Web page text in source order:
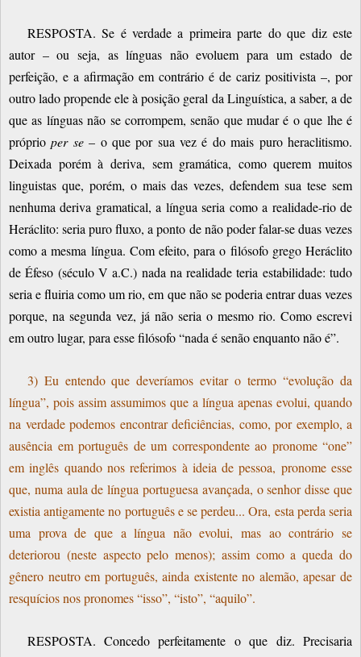
RESPOSTA. Se é verdade a primeira parte do que diz este
autor – ou seja, as línguas não evoluem para um estado de
perfeição, e a afirmação em contrário é de cariz positivista –, por
outro lado propende ele à posição geral da Linguística, a saber, a de
que as línguas não se corrompem, senão que mudar é o que lhe é
próprioper se– o que por sua vez é do mais puro heraclitismo.
Deixada porém à deriva, sem gramática, como querem muitos
linguistas que, porém, o mais das vezes, defendem sua tese sem
nenhuma deriva gramatical, a língua seria como a realidade-rio de
Heráclito: seria puro fluxo, a ponto de não poder falar-se duas vezes
como a mesma língua. Com efeito, para o filósofo grego Heráclito
de Éfeso (século V a.C.) nada na realidade teria estabilidade: tudo
seria e fluiria como um rio, em que não se poderia entrar duas vezes
porque, na segunda vez, já não seria o mesmo rio. Como escrevi
em outro lugar, para esse filósofo “nada é senão enquanto não é”.
3) Eu entendo que deveríamos evitar o termo “evolução da
língua”, pois assim assumimos que a língua apenas evolui, quando
na verdade podemos encontrar deficiências, como, por exemplo, a
ausência em português de um correspondente ao pronome “one”
em inglês quando nos referimos à ideia de pessoa, pronome esse
que, numa aula de língua portuguesa avançada, o senhor disse que
existia antigamente no português e se perdeu... Ora, esta perda seria
uma prova de que a língua não evolui, mas ao contrário se
deteriorou (neste aspecto pelo menos); assim como a queda do
gênero neutro em português, ainda existente no alemão, apesar de
resquícios nos pronomes “isso”, “isto”, “aquilo”.
RESPOSTA. Concedo perfeitamente o que diz. Precisaria